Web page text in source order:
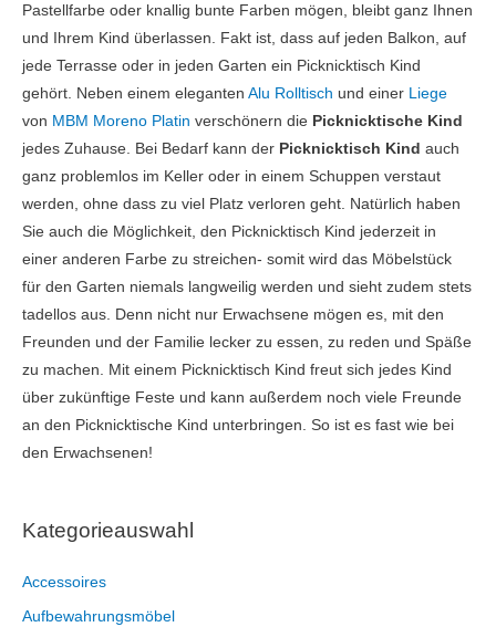
Kategorieauswahl
Accessoires
Aufbewahrungsmöbel
Pastellfarbe oder knallig bunte Farben mögen, bleibt ganz Ihnen
und Ihrem Kind überlassen. Fakt ist, dass auf jeden Balkon, auf
jede Terrasse oder in jeden Garten ein Picknicktisch Kind
gehört. Neben einem eleganten Alu Rolltisch und einer Liege
von MBM Moreno Platin verschönern die Picknicktische Kind
jedes Zuhause. Bei Bedarf kann der Picknicktisch Kind auch
ganz problemlos im Keller oder in einem Schuppen verstaut
werden, ohne dass zu viel Platz verloren geht. Natürlich haben
Sie auch die Möglichkeit, den Picknicktisch Kind jederzeit in
einer anderen Farbe zu streichen- somit wird das Möbelstück
für den Garten niemals langweilig werden und sieht zudem stets
tadellos aus. Denn nicht nur Erwachsene mögen es, mit den
Freunden und der Familie lecker zu essen, zu reden und Späße
zu machen. Mit einem Picknicktisch Kind freut sich jedes Kind
über zukünftige Feste und kann außerdem noch viele Freunde
an den Picknicktische Kind unterbringen. So ist es fast wie bei
den Erwachsenen!